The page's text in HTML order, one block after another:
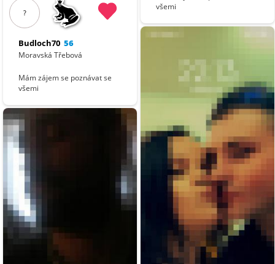
?
Budloch70 56
Moravská Třebová
Mám zájem se poznávat se
všemi
všemi